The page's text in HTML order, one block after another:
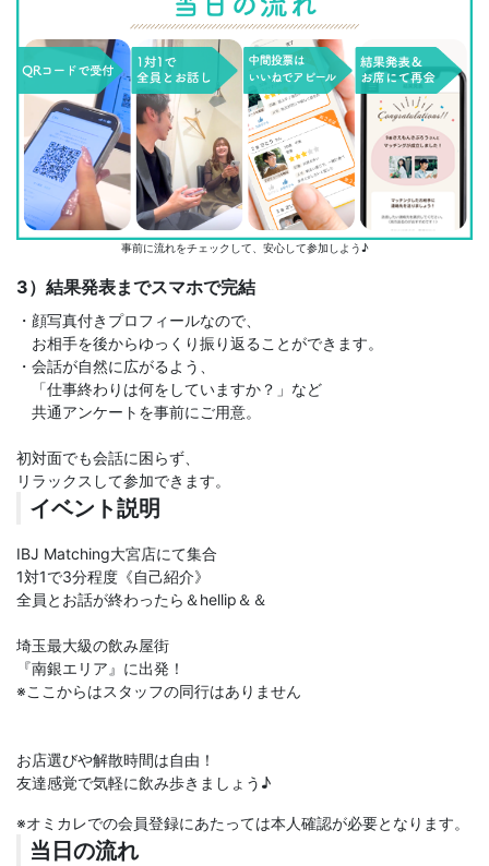
事前に流れをチェックして、安心して参加しよう♪
3）結果発表までスマホで完結
・顔写真付きプロフィールなので、
お相手を後からゆっくり振り返ることができます。
・会話が自然に広がるよう、
「仕事終わりは何をしていますか？」など
共通アンケートを事前にご用意。
初対面でも会話に困らず、
リラックスして参加できます。
イベント説明
IBJ Matching大宮店にて集合
1対1で3分程度《自己紹介》
全員とお話が終わったら＆hellip＆＆
埼玉最大級の飲み屋街
『南銀エリア』に出発！
※ここからはスタッフの同行はありません
お店選びや解散時間は自由！
友達感覚で気軽に飲み歩きましょう♪
※オミカレでの会員登録にあたっては本人確認が必要となります。
当日の流れ